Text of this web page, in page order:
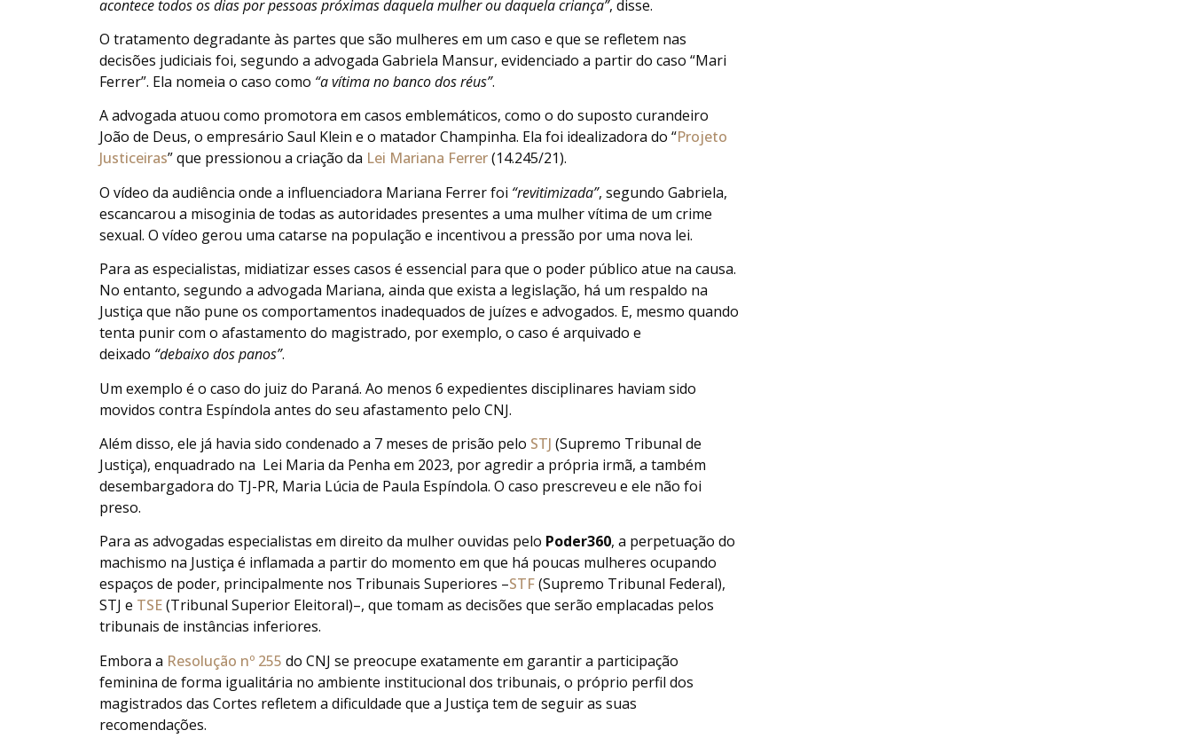
acontece todos os dias por pessoas próximas daquela mulher ou daquela criança”, disse.
O tratamento degradante às partes que são mulheres em um caso e que se refletem nas
decisões judiciais foi, segundo a advogada Gabriela Mansur, evidenciado a partir do caso “Mari
Ferrer”. Ela nomeia o caso como “a vítima no banco dos réus”.
A advogada atuou como promotora em casos emblemáticos, como o do suposto curandeiro
João de Deus, o empresário Saul Klein e o matador Champinha. Ela foi idealizadora do “Projeto
Justiceiras” que pressionou a criação da Lei Mariana Ferrer(14.245/21).
O vídeo da audiência onde a influenciadora Mariana Ferrer foi “revitimizada”, segundo Gabriela,
escancarou a misoginia de todas as autoridades presentes a uma mulher vítima de um crime
sexual. O vídeo gerou uma catarse na população e incentivou a pressão por uma nova lei.
Para as especialistas, midiatizar esses casos é essencial para que o poder público atue na causa.
No entanto, segundo a advogada Mariana, ainda que exista a legislação, há um respaldo na
Justiça que não pune os comportamentos inadequados de juízes e advogados. E, mesmo quando
tenta punir com o afastamento do magistrado, por exemplo, o caso é arquivado e
deixado “debaixo dos panos”.
Um exemplo é o caso do juiz do Paraná. Ao menos 6 expedientes disciplinares haviam sido
movidos contra Espíndola antes do seu afastamento pelo CNJ.
Além disso, ele já havia sido condenado a 7 meses de prisão pelo STJ (Supremo Tribunal de
Justiça), enquadrado na Lei Maria da Penha em 2023, por agredir a própria irmã, a também
desembargadora do TJ-PR, Maria Lúcia de Paula Espíndola. O caso prescreveu e ele não foi
preso.
Para as advogadas especialistas em direito da mulher ouvidas pelo Poder360, a perpetuação do
machismo na Justiça é inflamada a partir do momento em que há poucas mulheres ocupando
espaços de poder, principalmente nos Tribunais Superiores –STF(Supremo Tribunal Federal),
STJ e TSE(Tribunal Superior Eleitoral)–, que tomam as decisões que serão emplacadas pelos
tribunais de instâncias inferiores.
Embora a Resolução nº 255 do CNJ se preocupe exatamente em garantir a participação
feminina de forma igualitária no ambiente institucional dos tribunais, o próprio perfil dos
magistrados das Cortes refletem a dificuldade que a Justiça tem de seguir as suas
recomendações.